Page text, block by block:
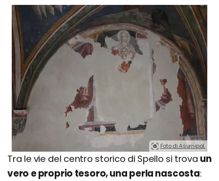
Foto di Asurnipal.
Tra le vie del centro storico di Spello si trova un
vero e proprio tesoro, una perla nascosta: